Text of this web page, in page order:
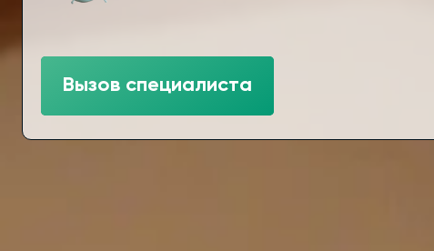
Вызов специалиста